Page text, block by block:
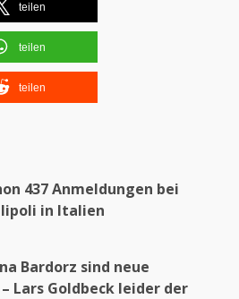
teilen
teilen
teilen
437 Anmeldungen bei
in Italien
Bardorz sind neue
Lars Goldbeck leider der